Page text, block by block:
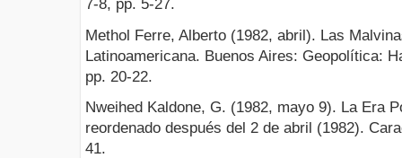
7-8, pp. 5-27.
Methol Ferre, Alberto (1982, abril). Las
Latinoamericana. Buenos Aires: Geopolítica:
pp. 20-22.
Nweihed Kaldone, G. (1982, mayo 9). La Era
reordenado después del 2 de abril (1982).
41.